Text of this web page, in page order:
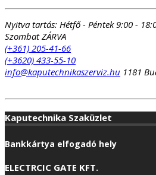
Nyitva tartás: Hétfő - Péntek 9:00 -
Szombat ZÁRVA
(+361) 205-41-66
(+3620) 433-55-10
info@kaputechnikaszerviz.hu 1181
Kaputechnika Szaküzlet
Bankkártya elfogadó hely
ELECTRCIC GATE KFT.